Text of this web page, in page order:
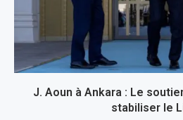
J. Aoun à Ankara : Le
stabiliser le